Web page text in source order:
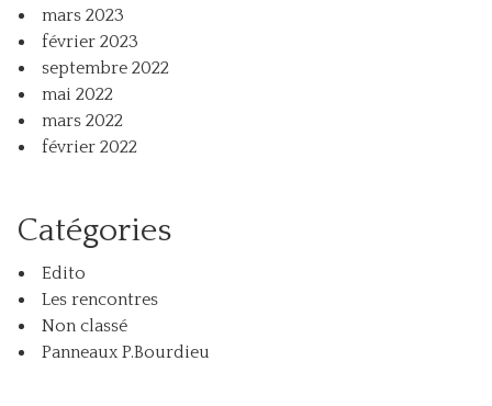
mars 2023
février 2023
septembre 2022
mai 2022
mars 2022
février 2022
Catégories
Edito
Les rencontres
Non classé
Panneaux P.Bourdieu